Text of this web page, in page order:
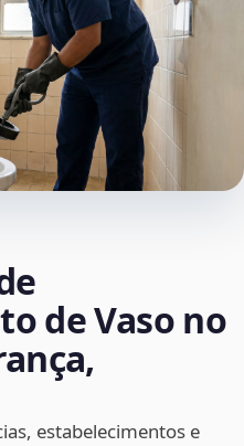
de Vaso no
estabelecimentos e